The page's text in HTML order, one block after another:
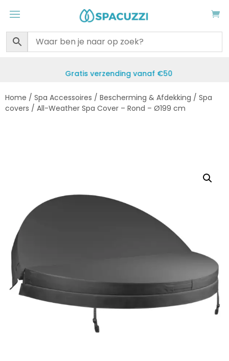
Gratis verzending vanaf €50
Home / Spa Accessoires / Bescherming & Afdekking / Spa
covers / All-Weather Spa Cover – Rond – Ø199 cm